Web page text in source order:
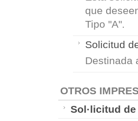
que
Tipo "A".
Solicitud
Destinada
OTROS
Sol·licitud